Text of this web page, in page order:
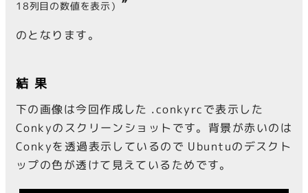
18列目の数値を表示） ”
のとなります。
結果
下の画像は今回作成した .conkyrcで表示した
Conkyのスクリーンショットです。背景が赤いのは
Conkyを透過表示しているので Ubuntuのデスクト
ップの色が透けて見えているためです。